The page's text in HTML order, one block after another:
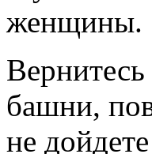
женщины.
башни,
не